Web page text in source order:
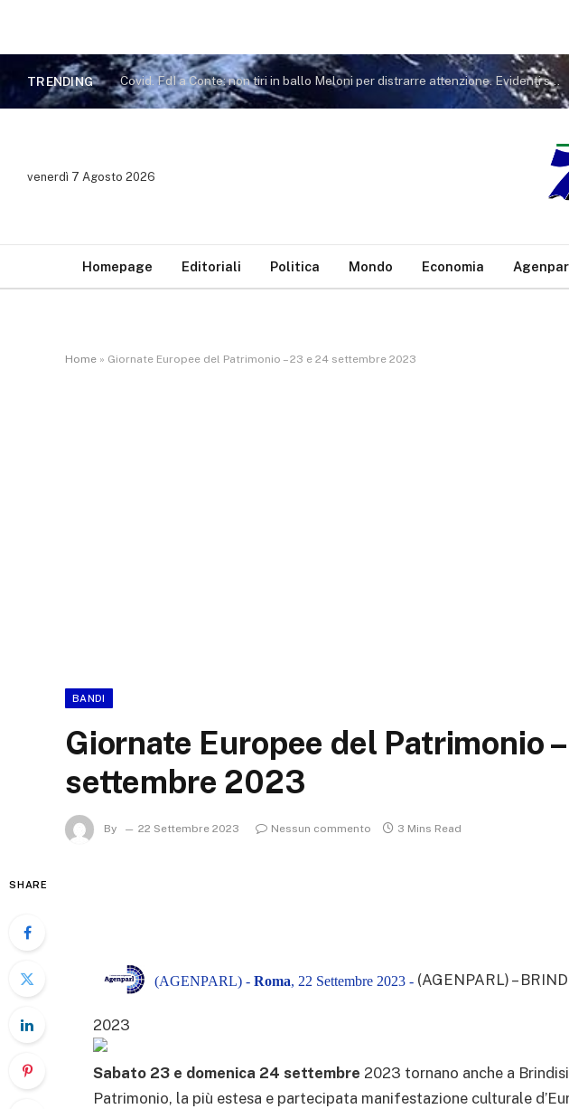
TRENDING Covid. FdI a Conte: non tiri in ballo Meloni per distrarre attenzione. Evidenti sue responsabilità nella gestione pandemia
venerdì 7 Agosto 2026
Homepage Editoriali Politica Mondo Economia
Home » Giornate Europee del Patrimonio – 23 e 24 settembre 2023
BANDI
Giornate Europee del Patrimonio
settembre 2023
By 22 Settembre 2023 Nessun commento 3 Mins Read
SHARE
(AGENPARL) - Roma, 22 Settembre 2023 - (AGENPARL) –
2023
Sabato 23 e domenica 24 settembre 2023 tornano anche a
Patrimonio, la più estesa e partecipata manifestazione culturale